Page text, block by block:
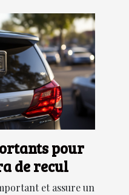
pour
de recul
et assure un